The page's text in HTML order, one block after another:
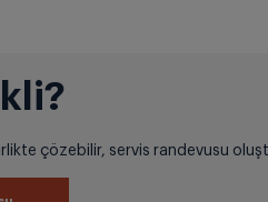
çözebilir, servis randevusu